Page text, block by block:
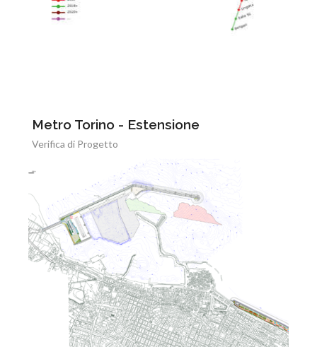
Metro Torino - Estensione
Verifica di Progetto